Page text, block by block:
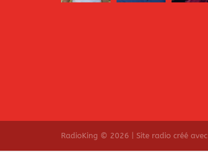
RadioKing © 2026 | Site radio créé avec